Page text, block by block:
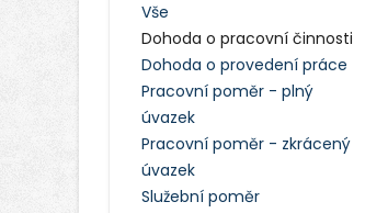
Vše
Dohoda o pracovní činnosti
Dohoda o provedení práce
Pracovní poměr - plný
úvazek
Pracovní poměr - zkrácený
úvazek
Služební poměr